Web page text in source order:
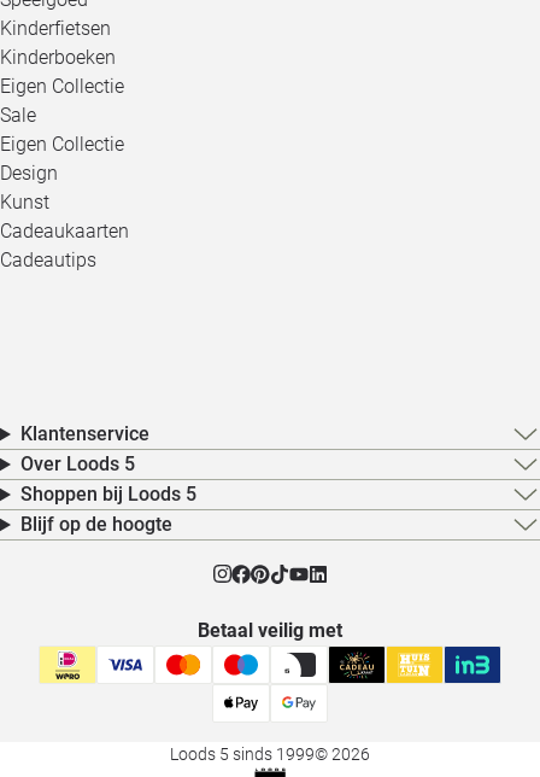
Kinderfietsen
Kinderboeken
Eigen Collectie
Sale
Eigen Collectie
Design
Kunst
Cadeaukaarten
Cadeautips
Klantenservice
Over Loods 5
Shoppen bij Loods 5
Blijf op de hoogte
Betaal veilig met
Loods 5 sinds 1999© 2026